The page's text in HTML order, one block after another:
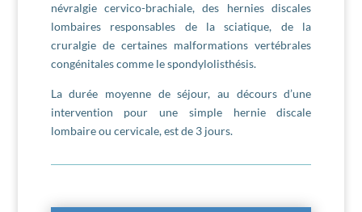
névralgie cervico-brachiale, des hernies discales
lombaires responsables de la sciatique, de la
cruralgie de certaines malformations vertébrales
congénitales comme le spondylolisthésis.
La durée moyenne de séjour, au décours d’une
intervention pour une simple hernie discale
lombaire ou cervicale, est de 3 jours.